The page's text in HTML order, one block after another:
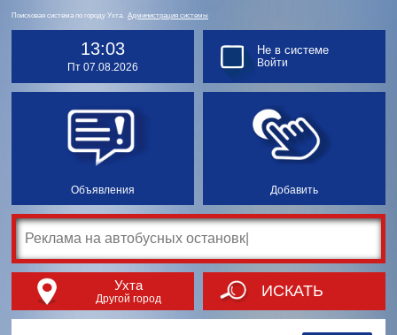
Поисковая система по городу Ухта. Администрация системы
13:03
Пт 07.08.2026
Объявления Добавить
Не в системе
Войти
Ухта
Другой город ИСКАТЬ